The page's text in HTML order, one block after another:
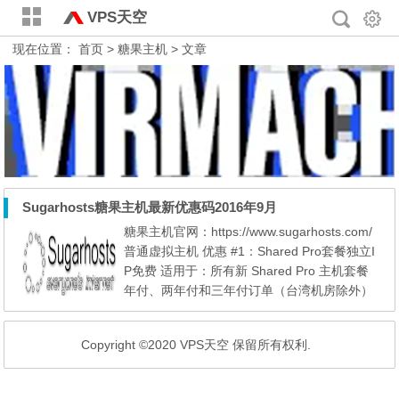
VPS天空
现在位置：首页 > 糖果主机 > 文章
Sugarhosts糖果主机最新优惠码2016年9月
糖果主机官网：https://www.sugarhosts.com/
普通虚拟主机 优惠 #1：Shared Pro套餐独立I
P免费 适用于：所有新 Shared Pro 主机套餐
年付、两年付和三年付订单（台湾机房除外）
有效期至：2016年5月31日（伦敦时间） * 独
请。 * 该优惠每位客户可使用任意多次 优惠 #
2： 终身七折优惠 优惠码：R7CDHT3PSH 适
Copyright ©2020 VPS天空 保留所有权利.